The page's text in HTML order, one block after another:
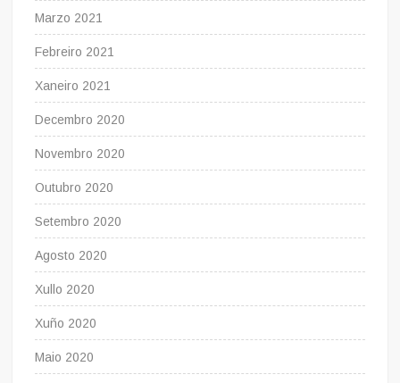
Marzo 2021
Febreiro 2021
Xaneiro 2021
Decembro 2020
Novembro 2020
Outubro 2020
Setembro 2020
Agosto 2020
Xullo 2020
Xuño 2020
Maio 2020